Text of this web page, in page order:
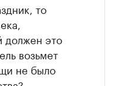
то
должен это
возьмет
не было